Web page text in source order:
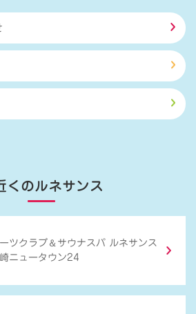
くのルネサンス
ツクラブ ＆ サウナスパ ルネサンス
ニュータウン24